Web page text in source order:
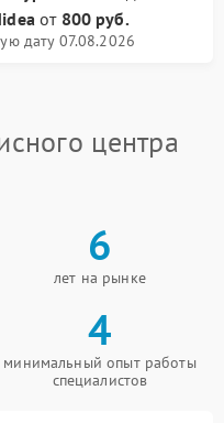
от 800 руб.
дату 07.08.2026
центра
6
лет на рынке
4
минимальный опыт работы
специалистов